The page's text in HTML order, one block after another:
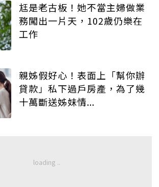
尪是老古板！她不當主婦做業
務闖出一片天，102歲仍樂在
工作
親姊假好心！表面上「幫你辦
貸款」私下過戶房產，為了幾
十萬斷送姊妹情...